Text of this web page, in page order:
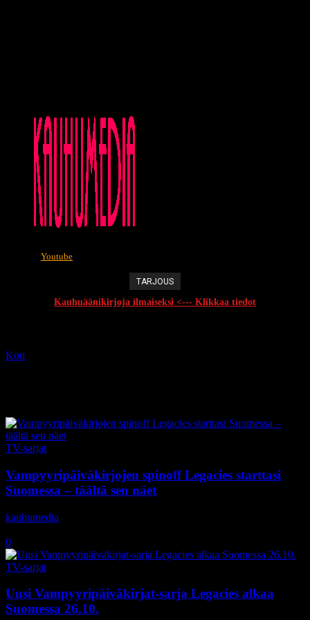
Youtube
TARJOUS
Kauhuäänikirjoja ilmaiseksi <--- Klikkaa tiedot
Koti
TV-sarjat
Vampyyripäiväkirjojen spinoff Legacies starttasi
Suomessa – täältä sen näet
kauhumedia
0
TV-sarjat
Uusi Vampyyripäiväkirjat-sarja Legacies alkaa
Suomessa 26.10.